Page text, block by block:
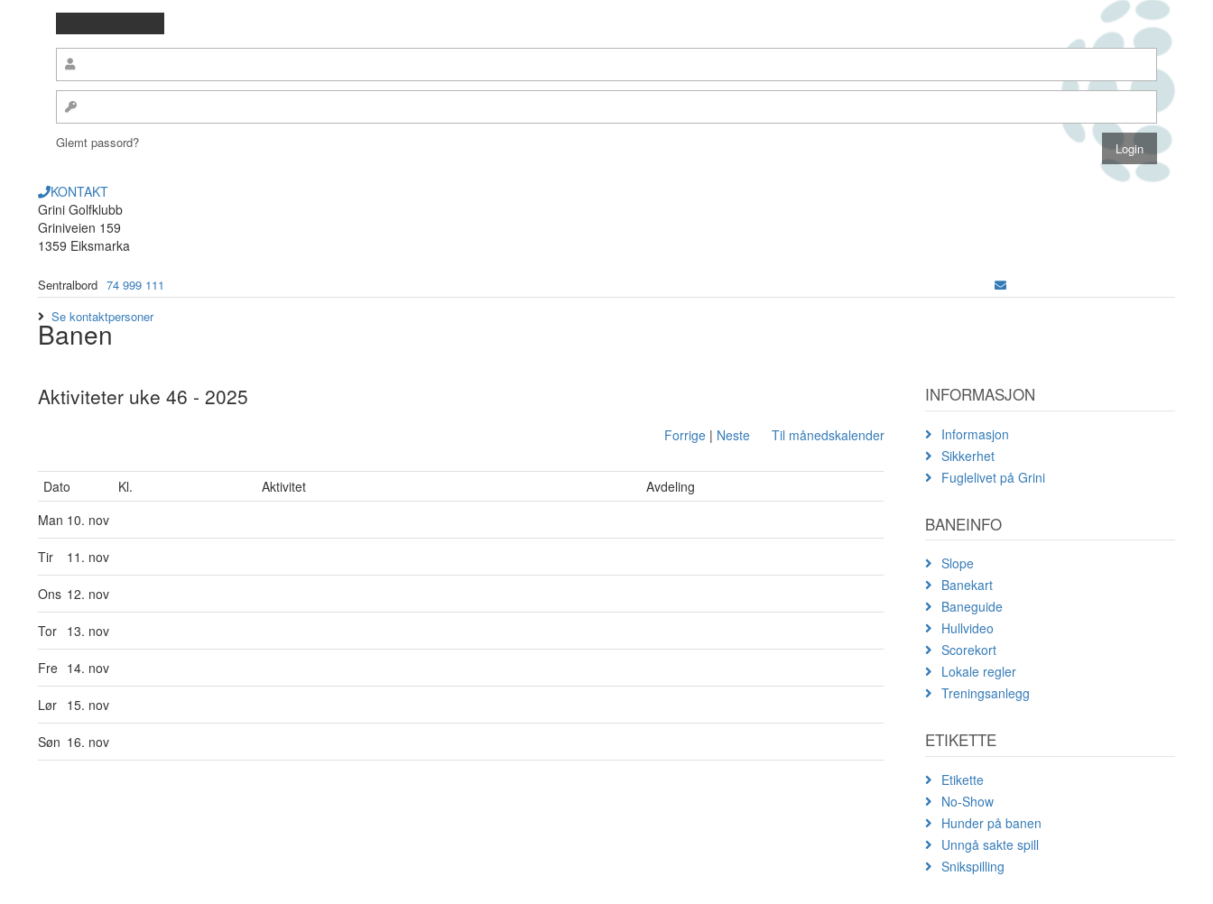
Glemt passord?
KONTAKT
Grini Golfklubb
Griniveien 159
1359 Eiksmarka
Sentralbord 74 999 111
Se kontaktpersoner
Banen
Aktiviteter uke 46 - 2025
Forrige| Neste Til månedskalender
Dato Kl. Aktivitet
Avdeling
Man 10. nov
Tir 11. nov
Ons 12. nov
Tor 13. nov
Fre 14. nov
Lør 15. nov
Søn 16. nov
INFORMASJON
Informasjon
Sikkerhet
Fuglelivet på Grini
BANEINFO
Slope
Banekart
Baneguide
Hullvideo
Scorekort
Lokale regler
Treningsanlegg
ETIKETTE
Etikette
No-Show
Hunder på banen
Unngå sakte spill
Snikspilling